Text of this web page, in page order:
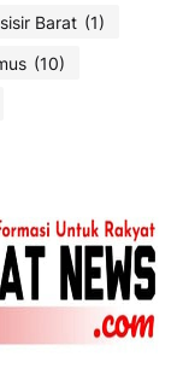
Barat (1)
(10)